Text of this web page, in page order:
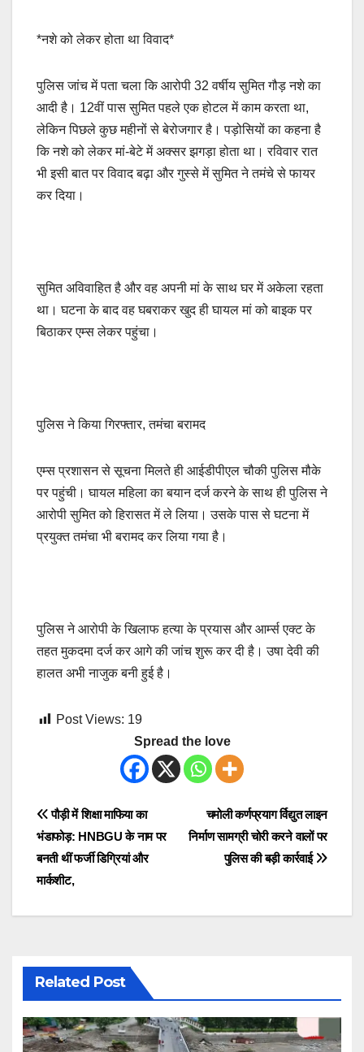
*नशे को लेकर होता था विवाद*
पुलिस जांच में पता चला कि आरोपी 32 वर्षीय सुमित गौड़ नशे का
आदी है। 12वीं पास सुमित पहले एक होटल में काम करता था,
लेकिन पिछले कुछ महीनों से बेरोजगार है। पड़ोसियों का कहना है
कि नशे को लेकर मां-बेटे में अक्सर झगड़ा होता था। रविवार रात
भी इसी बात पर विवाद बढ़ा और गुस्से में सुमित ने तमंचे से फायर
कर दिया।
सुमित अविवाहित है और वह अपनी मां के साथ घर में अकेला रहता
था। घटना के बाद वह घबराकर खुद ही घायल मां को बाइक पर
बिठाकर एम्स लेकर पहुंचा।
पुलिस ने किया गिरफ्तार, तमंचा बरामद
एम्स प्रशासन से सूचना मिलते ही आईडीपीएल चौकी पुलिस मौके
पर पहुंची। घायल महिला का बयान दर्ज करने के साथ ही पुलिस ने
आरोपी सुमित को हिरासत में ले लिया। उसके पास से घटना में
प्रयुक्त तमंचा भी बरामद कर लिया गया है।
पुलिस ने आरोपी के खिलाफ हत्या के प्रयास और आर्म्स एक्ट के
तहत मुकदमा दर्ज कर आगे की जांच शुरू कर दी है। उषा देवी की
हालत अभी नाजुक बनी हुई है।
Post Views: 19
Spread the love
Post
navigation
चमोली कर्णप्रयाग र्विद्युत लाइन
निर्माण सामग्री चोरी करने वालों पर
पुलिस की बड़ी कार्रवाई
पौड़ी में शिक्षा माफिया का
भंडाफोड़: HNBGU के नाम पर
बनती थीं फर्जी डिग्रियां और
मार्कशीट,
Related Post